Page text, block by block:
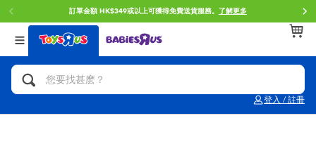
訂單金額 HK$349或以上可獲得免費送貨服務。了解更多
登入 / 註冊
返回
分類目錄
人氣英雄,角色扮演,射擊玩具
返回
品牌
Brunch Brother 早午餐兄弟
返回
年齢
0~2歳